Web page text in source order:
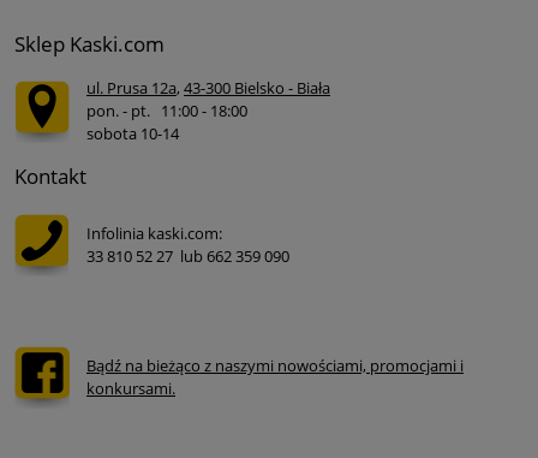
Sklep Kaski.com
ul. Prusa 12a, 43-300 Bielsko - Biała
pon. - pt. 11:00 - 18:00
sobota 10-14
Kontakt
Infolinia kaski.com:
33 810 52 27 lub 662 359 090
Bądź na bieżąco z naszymi nowościami, promocjami i
konkursami.